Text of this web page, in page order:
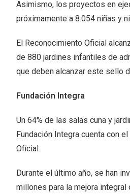
Asimismo, los proyectos en
próximamente a 8.054 niñas y
El Reconocimiento Oficial
de 880 jardines infantiles de
que deben alcanzar este sello
Fundación Integra
Un 64% de las salas cuna y
Fundación Integra cuenta con
Oficial.
Durante el último año, se han
millones para la mejora integral